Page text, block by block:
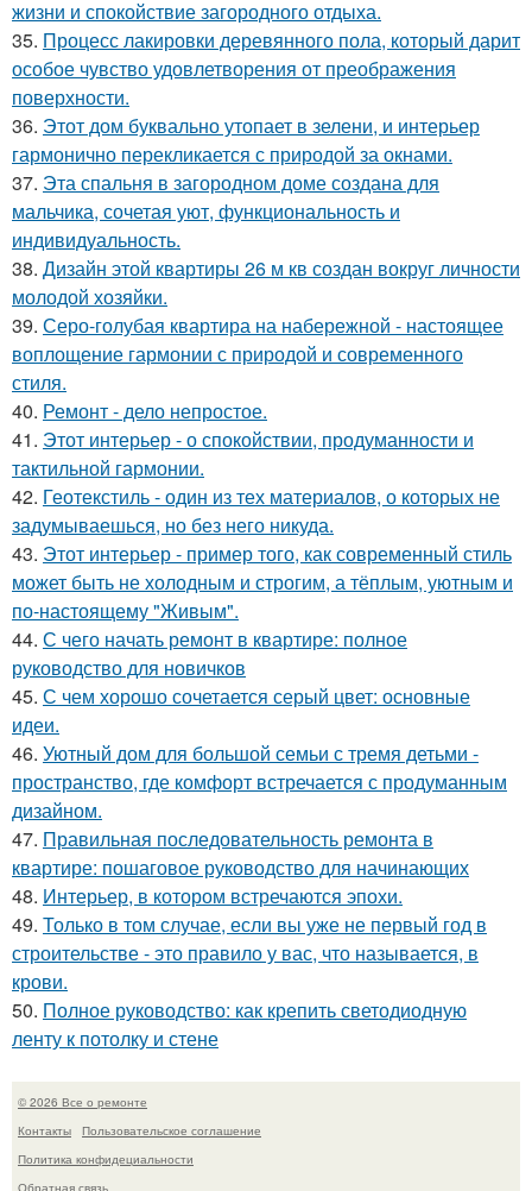
жизни и спокойствие загородного отдыха.
35. Процесс лакировки деревянного пола, который дарит
особое чувство удовлетворения от преображения
поверхности.
36. Этот дом буквально утопает в зелени, и интерьер
гармонично перекликается с природой за окнами.
37. Эта спальня в загородном доме создана для
мальчика, сочетая уют, функциональность и
индивидуальность.
38. Дизайн этой квартиры 26 м кв создан вокруг личности
молодой хозяйки.
39. Серо-голубая квартира на набережной - настоящее
воплощение гармонии с природой и современного
стиля.
40. Ремонт - дело непростое.
41. Этот интерьер - о спокойствии, продуманности и
тактильной гармонии.
42. Геотекстиль - один из тех материалов, о которых не
задумываешься, но без него никуда.
43. Этот интерьер - пример того, как современный стиль
может быть не холодным и строгим, а тёплым, уютным и
по-настоящему "Живым".
44. С чего начать ремонт в квартире: полное
руководство для новичков
45. С чем хорошо сочетается серый цвет: основные
идеи.
46. Уютный дом для большой семьи с тремя детьми -
пространство, где комфорт встречается с продуманным
дизайном.
47. Правильная последовательность ремонта в
квартире: пошаговое руководство для начинающих
48. Интерьер, в котором встречаются эпохи.
49. Только в том случае, если вы уже не первый год в
строительстве - это правило у вас, что называется, в
крови.
50. Полное руководство: как крепить светодиодную
ленту к потолку и стене
© 2026 Все о ремонте
Контакты
Пользовательское соглашение
Политика конфидециальности
Обратная связь